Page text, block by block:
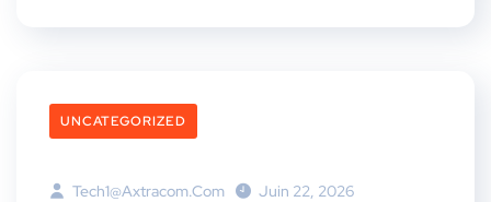
UNCATEGORIZED
Tech1@axtracom.com Juin 22, 2026